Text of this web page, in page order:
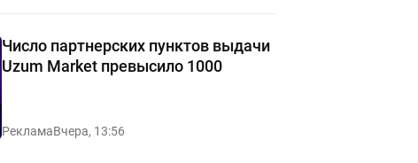
Число партнерских пунктов выдачи
Uzum Market превысило 1000
РекламаВчера, 13:56